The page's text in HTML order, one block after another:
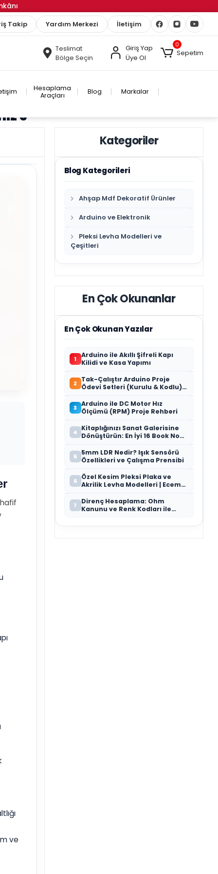
Takip Yardım Merkezi İletişim
Teslimat
Bölge Seçin
Giriş Yap
Üye Ol
0
Sepetim
Hesaplama
Araçları
Blog Markalar
5
ve
Kategoriler
Blog Kategorileri
Ahşap Mdf Dekoratif Ürünler
Arduino ve Elektronik
Pleksi Levha Modelleri ve
Çeşitleri
En Çok Okunanlar
En Çok Okunan Yazılar
1
Arduino ile Akıllı Şifreli Kapı
Kilidi ve Kasa Yapımı
2 Tak-Çalıştır Arduino Proje
Ödevi Setleri (Kurulu & Kodlu) –
3 Arduino ile DC Motor Hız
Ölçümü (RPM) Proje Rehberi
4 Kitaplığınızı Sanat Galerisine
Dönüştürün: En İyi 16 Book Nook
5 5mm LDR Nedir? Işık Sensörü
Özellikleri ve Çalışma Prensibi
6 Özel Kesim Pleksi Plaka ve
Akrilik Levha Modelleri | Ecem
7
Direnç Hesaplama: Ohm
Kanunu ve Renk Kodları ile